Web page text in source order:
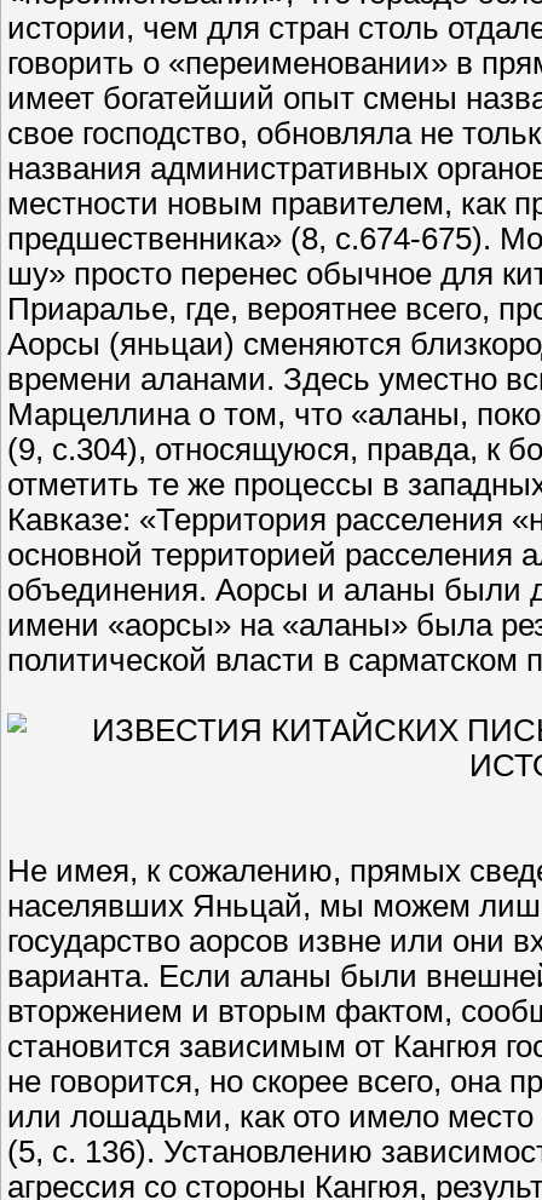
истории, чем для стран столь
говорить о «переименовании» в
имеет богатейший опыт смены
свое господство, обновляла не
названия административных
местности новым правителем, как
предшественника» (8, с.674-675).
шу» просто перенес обычное для
Приаралье, где, вероятнее всего,
Аорсы (яньцаи) сменяются
времени аланами. Здесь уместно
Марцеллина о том, что «аланы,
(9, с.304), относящуюся, правда, к
отметить те же процессы в
Кавказе: «Территория расселения
основной территорией расселения
объединения. Аорсы и аланы были
имени «аорсы» на «аланы» была
политической власти в
Не имея, к сожалению, прямых
населявших Яньцай, мы можем
государство аорсов извне или они
варианта. Если аланы были
вторжением и вторым фактом,
становится зависимым от Кангюя
не говорится, но скорее всего, она
или лошадьми, как ото имело
(5, с. 136). Установлению
агрессия со стороны Кангюя,